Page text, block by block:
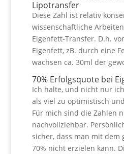
Lipotransfer
Diese Zahl ist relativ
wissenschaftliche
Eigenfett-Transfer. D.h.
Eigenfett, zB. durch eine
wachsen ca. 30ml der
70% Erfolgsquote bei
Ich halte, und nicht nur
als viel zu optimistisch
Für mich sind die Zahlen
nachvollziehbar.
sicher, dass man mit dem
70% nicht erzielen kann.